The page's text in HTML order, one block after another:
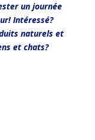
un journée
Intéressé?
naturels et
et chats?